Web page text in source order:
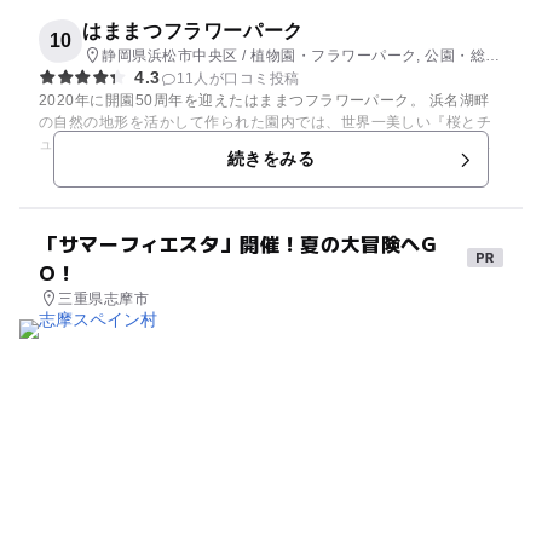
10 はままつフラワーパーク
静岡県浜松市中央区 / 植物園・フラワーパーク, 公園・総合
公園
4.3
11人が口コミ投稿
2020年に開園50周年を迎えたはままつフラワーパーク。 浜名湖畔
の自然の地形を活かして作られた園内では、世界一美しい『桜とチ
ューリップの庭園』をはじめ、フジ、バラ、ハナショウブ、花壇を
彩る草花などが四季折々に咲き誇り憩いの空間を演出します。 季節
毎に趣向を凝らしたテーマ展示を行う大温室「クリスタルパレス」
トレイン」も人気。 各種イベントのほか、桜の季節やクリスマスシ
ーズンには夜間開園が楽しめます。
続きをみる
「サマーフィエスタ」開催！夏の大冒険へG
O！
三重県志摩市